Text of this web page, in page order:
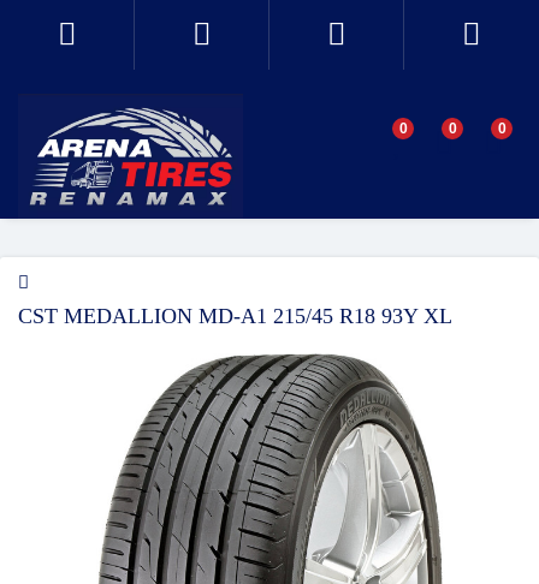
0 0 0
CST MEDALLION MD-A1 215/45 R18 93Y XL